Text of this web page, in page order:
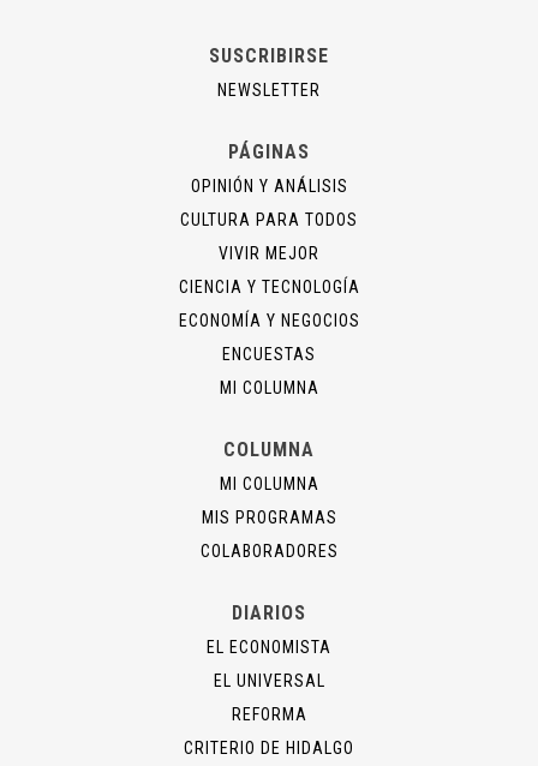
SUSCRIBIRSE
NEWSLETTER
PÁGINAS
OPINIÓN Y ANÁLISIS
CULTURA PARA TODOS
VIVIR MEJOR
CIENCIA Y TECNOLOGÍA
ECONOMÍA Y NEGOCIOS
ENCUESTAS
MI COLUMNA
COLUMNA
MI COLUMNA
MIS PROGRAMAS
COLABORADORES
DIARIOS
EL ECONOMISTA
EL UNIVERSAL
REFORMA
CRITERIO DE HIDALGO